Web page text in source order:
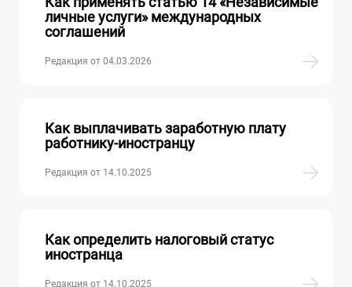
личные услуги» международных
соглашений
Редакция от 04.03.2026
Как выплачивать заработную плату
работнику-иностранцу
Редакция от 14.10.2025
Как определить налоговый статус
иностранца
Редакция от 14.10.2025